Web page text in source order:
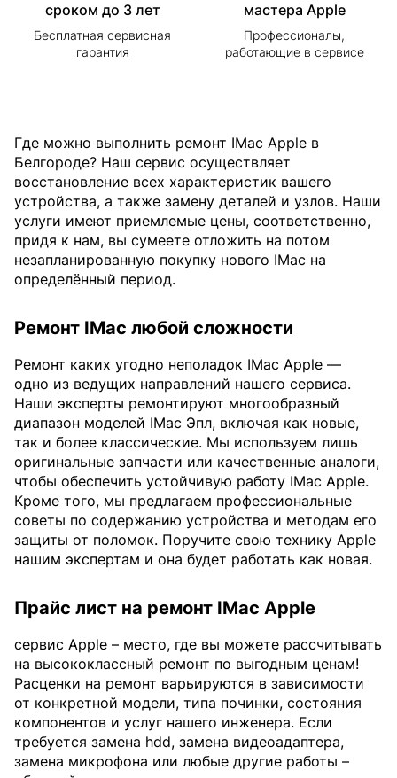
сроком до 3 лет
Бесплатная сервисная
гарантия
мастера Apple
Профессионалы,
работающие в сервисе
Где можно выполнить ремонт IMac Apple в
Белгороде? Наш сервис осуществляет
восстановление всех характеристик вашего
устройства, а также замену деталей и узлов. Наши
услуги имеют приемлемые цены, соответственно,
придя к нам, вы сумеете отложить на потом
незапланированную покупку нового IMac на
определённый период.
Ремонт IMac любой сложности
Ремонт каких угодно неполадок IMac Apple —
одно из ведущих направлений нашего сервиса.
Наши эксперты ремонтируют многообразный
диапазон моделей IMac Эпл, включая как новые,
так и более классические. Мы используем лишь
оригинальные запчасти или качественные аналоги,
чтобы обеспечить устойчивую работу IMac Apple.
Кроме того, мы предлагаем профессиональные
советы по содержанию устройства и методам его
защиты от поломок. Поручите свою технику Apple
нашим экспертам и она будет работать как новая.
Прайс лист на ремонт IMac Apple
сервис Apple – место, где вы можете рассчитывать
на высококлассный ремонт по выгодным ценам!
Расценки на ремонт варьируются в зависимости
от конкретной модели, типа починки, состояния
компонентов и услуг нашего инженера. Если
требуется замена hdd, замена видеоадаптера,
замена микрофона или любые другие работы –